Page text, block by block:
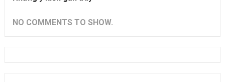
NO COMMENTS TO SHOW.